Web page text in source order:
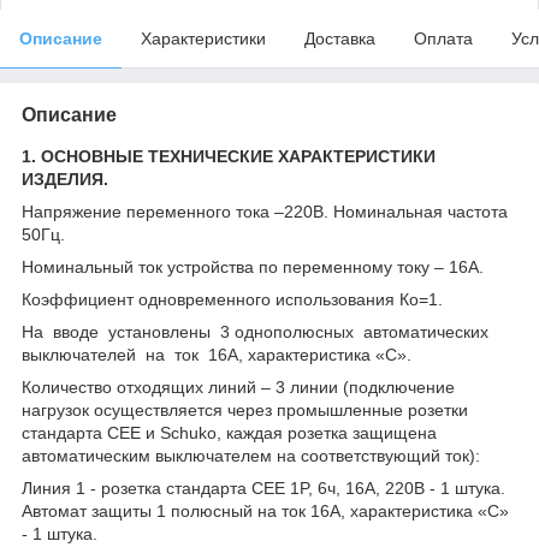
Описание Характеристики Доставка Оплата
Описание
1. ОСНОВНЫЕ ТЕХНИЧЕСКИЕ ХАРАКТЕРИСТИКИ
ИЗДЕЛИЯ.
Напряжение переменного тока –220В. Номинальная частота
50Гц.
Номинальный ток устройства по переменному току – 16А.
Коэффициент одновременного использования Ко=1.
На вводе установлены 3 однополюсных автоматических
выключателей на ток 16А, характеристика «С».
Количество отходящих линий – 3 линии (подключение
нагрузок осуществляется через промышленные розетки
стандарта СЕЕ и Schuko, каждая розетка защищена
автоматическим выключателем на соответствующий ток):
Линия 1 - розетка стандарта СЕЕ 1P, 6ч, 16А, 220В - 1 штука.
Автомат защиты 1 полюсный на ток 16А, характеристика «С»
- 1 штука.